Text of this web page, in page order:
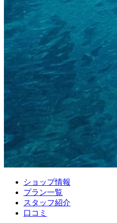
ショップ情報
プラン一覧
スタッフ紹介
口コミ